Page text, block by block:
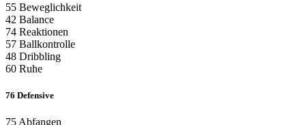
55 Beweglichkeit
42 Balance
74 Reaktionen
57 Ballkontrolle
48 Dribbling
60 Ruhe
76 Defensive
75 Abfangen